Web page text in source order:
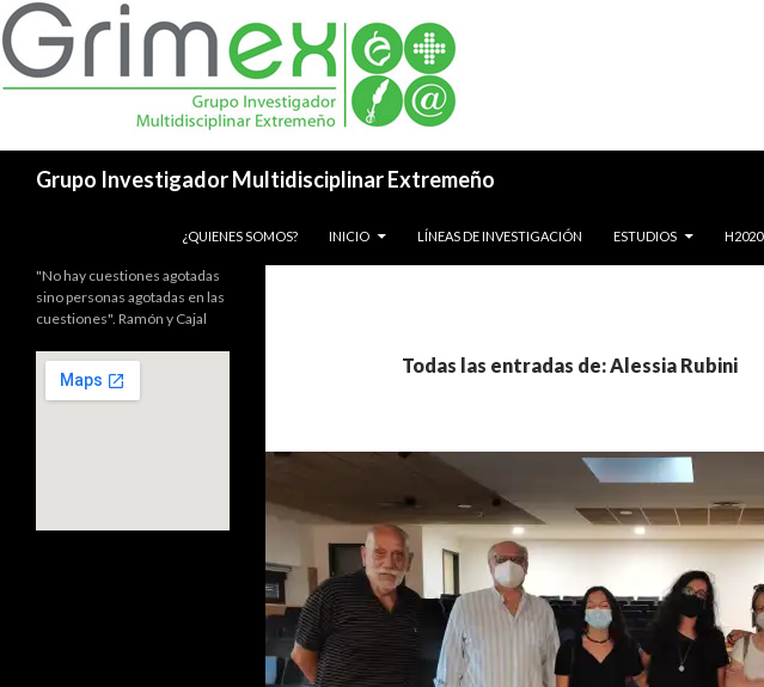
Grupo Investigador Multidisciplinar Extremeño
¿QUIENES SOMOS?
INICIO LÍNEAS DE INVESTIGACIÓN ESTUDIOS H2020
Todas las entradas de: Alessia Rubini
"No hay cuestiones agotadas
sino personas agotadas en las
cuestiones". Ramón y Cajal